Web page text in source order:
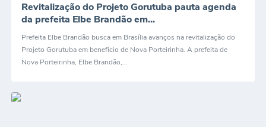
Enquete
Agenda
SIC
Revitalização do Projeto Gorutuba pauta agenda
da prefeita Elbe Brandão em...
Prefeita Elbe Brandão busca em Brasília avanços na revitalização do
Projeto Gorutuba em benefício de Nova Porteirinha. A prefeita de
Nova Porteirinha, Elbe Brandão,...